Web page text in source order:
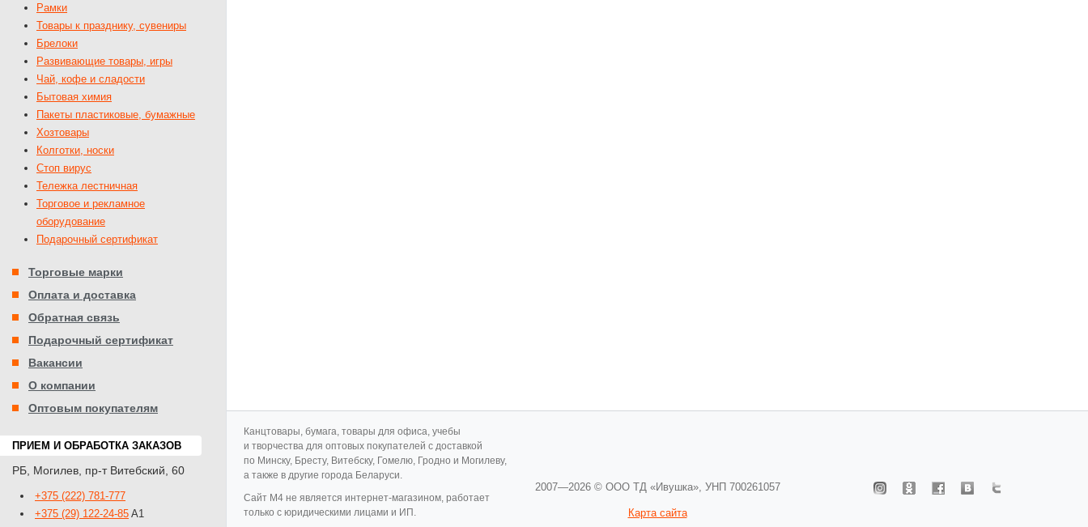
Рамки
Товары к празднику, сувениры
Брелоки
Развивающие товары, игры
Чай, кофе и сладости
Бытовая химия
Пакеты пластиковые, бумажные
Хозтовары
Колготки, носки
Стоп вирус
Тележка лестничная
Торговое и рекламное
оборудование
Подарочный сертификат
Торговые марки
Оплата и доставка
Обратная связь
Подарочный сертификат
Вакансии
О компании
Оптовым покупателям
ПРИЕМ И ОБРАБОТКА ЗАКАЗОВ
РБ Могилев пр-т Витебский, 60
+375 (222) 781-777
+375 (29) 122-24-85 A1
Канцтовары, бумага, товары для офиса, учебы
и творчества для оптовых покупателей с доставкой
по Минску, Бресту, Витебску, Гомелю, Гродно и Могилеву,
а также в другие города Беларуси.
Cайт M4 не является интернет-магазином, работает
только с юридическими лицами и ИП.
2007—2026 © ООО ТД «Ивушка», УНП 700261057
Карта сайта